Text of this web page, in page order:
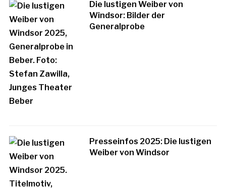
Die lustigen Weiber von
Windsor: Bilder der
Generalprobe
Presseinfos 2025: Die lustigen
Weiber von Windsor